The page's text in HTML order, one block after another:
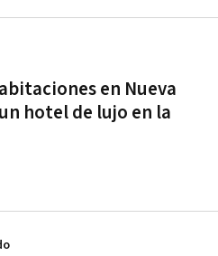
en Nueva
hotel de lujo en la